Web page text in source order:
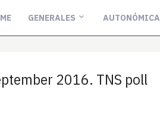
GENERALES
2016. TNS poll